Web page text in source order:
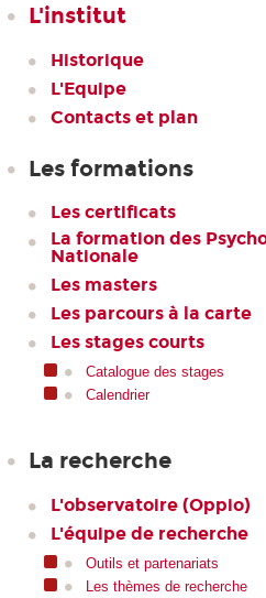
L'institut
Historique
L'Equipe
Contacts et plan
Les formations
Les certificats
La formation des
Nationale
Les masters
Les parcours à la carte
Les stages courts
Catalogue des stages
Calendrier
La recherche
L'observatoire (Oppio)
L'équipe de recherche
Outils et partenariats
Les thèmes de recherche